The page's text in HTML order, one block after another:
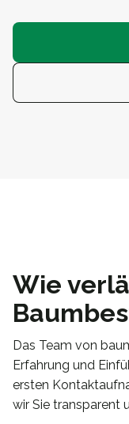
Wie
Das Team von
Erfahrung und
ersten
wir Sie transparent